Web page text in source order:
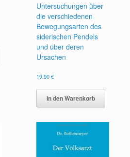
Untersuchungen über
die verschiedenen
Bewegungsarten des
siderischen Pendels
und über deren
Ursachen
19,90€
In den Warenkorb